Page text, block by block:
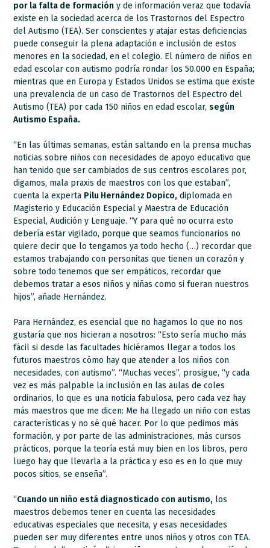
por la falta de formación y de información veraz que todavía
existe en la sociedad acerca de los Trastornos del Espectro
del Autismo (TEA). Ser conscientes y atajar estas deficiencias
puede conseguir la plena adaptación e inclusión de estos
menores en la sociedad, en el colegio. El número de niños en
edad escolar con autismo podría rondar los 50.000 en España;
mientras que en Europa y Estados Unidos se estima que existe
una prevalencia de un caso de Trastornos del Espectro del
Autismo (TEA) por cada 150 niños en edad escolar,según
Autismo España.
“En las últimas semanas, están saltando en la prensa muchas
noticias sobre niños con necesidades de apoyo educativo que
han tenido que ser cambiados de sus centros escolares por,
digamos, mala praxis de maestros con los que estaban”,
cuenta la experta Pilu Hernández Dopico, diplomada en
Magisterio y Educación Especial y Maestra de Educación
Especial, Audición y Lenguaje. “Y para qué no ocurra esto
debería estar vigilado, porque que seamos funcionarios no
quiere decir que lo tengamos ya todo hecho (…) recordar que
estamos trabajando con personitas que tienen un corazón y
sobre todo tenemos que ser empáticos, recordar que
debemos tratar a esos niños y niñas como si fueran nuestros
hijos”, añade Hernández.
Para Hernández, es esencial que no hagamos lo que no nos
gustaría que nos hicieran a nosotros: “Esto sería mucho más
fácil si desde las facultades hiciéramos llegar a todos los
futuros maestros cómo hay que atender a los niños con
necesidades, con autismo”. “Muchas veces”, prosigue, “y cada
vez es más palpable la inclusión en las aulas de coles
ordinarios, lo que es una noticia fabulosa, pero cada vez hay
más maestros que me dicen: Me ha llegado un niño con estas
características y no sé qué hacer. Por lo que pedimos más
formación, y por parte de las administraciones, más cursos
prácticos, porque la teoría está muy bien en los libros, pero
luego hay que llevarla a la práctica y eso es en lo que muy
pocos sitios, se enseña”.
“Cuando un niño está diagnosticado con autismo, los
maestros debemos tener en cuenta las necesidades
educativas especiales que necesita, y esas necesidades
pueden ser muy diferentes entre unos niños y otros con TEA.